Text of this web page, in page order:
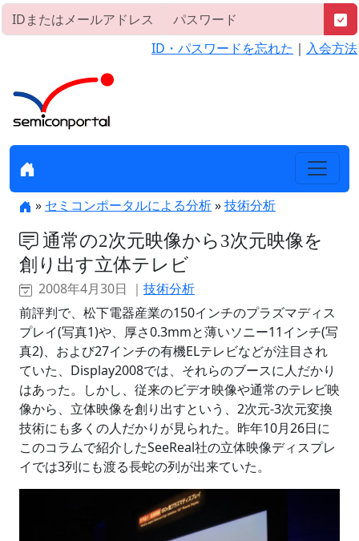
ID・パスワードを忘れた ｜ 入会方法
» セミコンポータルによる分析»技術分析
通常の2次元映像から3次元映像を
創り出す立体テレビ
2008年4月30日 ｜ 技術分析
前評判で、松下電器産業の150インチのプラズマディス
プレイ(写真1)や、厚さ0.3mmと薄いソニー11インチ(写
真2)、および27インチの有機ELテレビなどが注目され
ていた、Display2008では、それらのブースに人だかり
はあった。しかし、従来のビデオ映像や通常のテレビ映
像から、立体映像を創り出すという、2次元-3次元変換
技術にも多くの人だかりが見られた。昨年10月26日に
このコラムで紹介したSeeReal社の立体映像ディスプレ
イでは3列にも渡る長蛇の列が出来ていた。